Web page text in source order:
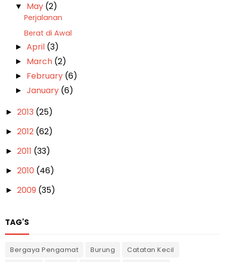
▼ May (2)
Perjalanan
Berat di Awal
►April (3)
► March (2)
► February (6)
►January (6)
► 2013 (25)
► 2012 (62)
► 2011 (33)
► 2010 (46)
► 2009 (35)
TAG'S
Bergaya Pengamat Burung
Catatan Kecil